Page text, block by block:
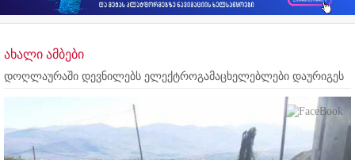
ახალი ამბები
დოღლაურაში დევნილებს ელექტროგამაცხელებლები დაურიგეს